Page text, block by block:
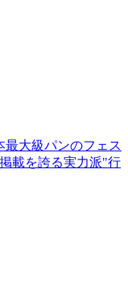
最⼤級パンのフェス
載を誇る実力派"行